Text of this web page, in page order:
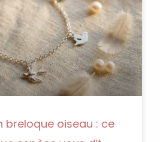
breloque oiseau : ce